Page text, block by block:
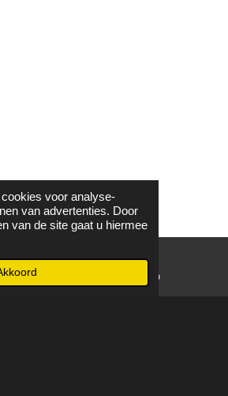
voor analyse-
van advertenties. Door
van de site gaat u hiermee
WhatsApp